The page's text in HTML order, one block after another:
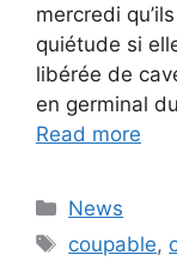
mercredi
quiétude si
libérée de
en germinal
Read more
Categories
News
Tags
coupable,